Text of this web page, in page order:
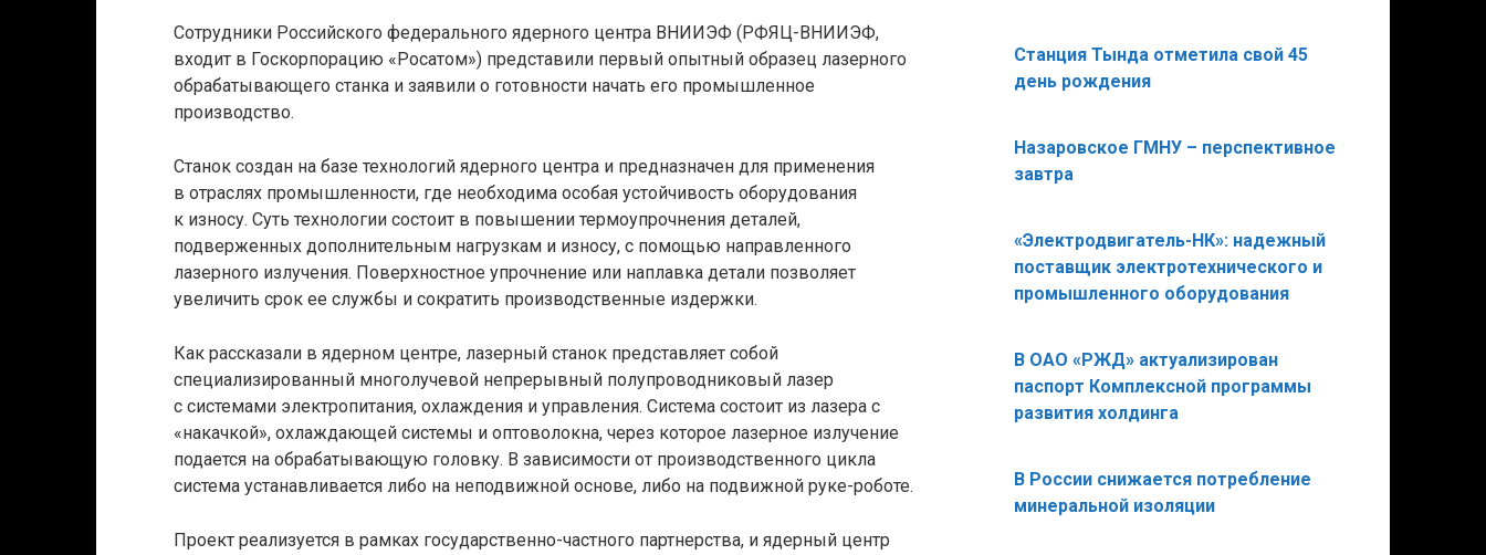
Сотрудники Российского федерального ядерного центра ВНИИЭФ (РФЯЦ-ВНИИЭФ,
входит в Госкорпорацию «Росатом») представили первый опытный образец лазерного
обрабатывающего станка и заявили о готовности начать его промышленное
производство.
Станок создан на базе технологий ядерного центра и предназначен для применения
в отраслях промышленности, где необходима особая устойчивость оборудования
к износу. Суть технологии состоит в повышении термоупрочнения деталей,
подверженных дополнительным нагрузкам и износу, с помощью направленного
лазерного излучения. Поверхностное упрочнение или наплавка детали позволяет
увеличить срок ее службы и сократить производственные издержки.
Как рассказали в ядерном центре, лазерный станок представляет собой
специализированный многолучевой непрерывный полупроводниковый лазер
с системами электропитания, охлаждения и управления. Система состоит из лазера с
«накачкой», охлаждающей системы и оптоволокна, через которое лазерное излучение
подается на обрабатывающую головку. В зависимости от производственного цикла
система устанавливается либо на неподвижной основе, либо на подвижной руке-роботе.
Проект реализуется в рамках государственно-частного партнерства, и ядерный центр
Станция Тында отметила свой 45
день рождения
Назаровское ГМНУ – перспективное
завтра
«Электродвигатель-НК»: надежный
поставщик электротехнического и
промышленного оборудования
В ОАО «РЖД» актуализирован
паспорт Комплексной программы
развития холдинга
В России снижается потребление
минеральной изоляции